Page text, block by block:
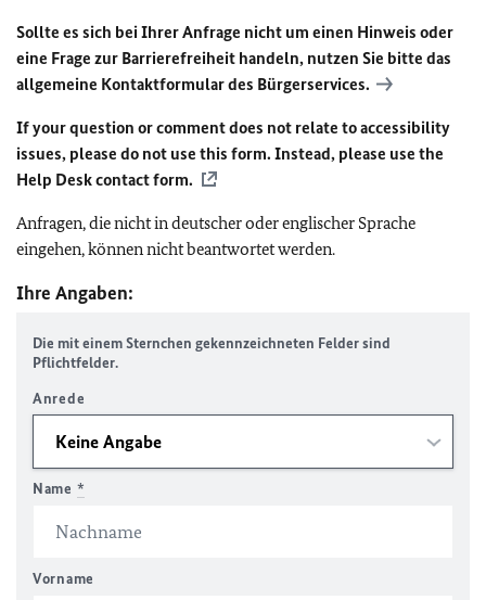
Sollte es sich bei Ihrer Anfrage nicht um einen Hinweis oder
eine Frage zur Barrierefreiheit handeln, nutzen Sie bitte das
allgemeine Kontaktformular des Bürgerservices.
If your question or comment does not relate to accessibility
issues, please do not use this form. Instead, please use the
Help Desk contact form.
Anfragen, die nicht in deutscher oder englischer Sprache
eingehen, können nicht beantwortet werden.
Ihre Angaben:
Die mit einem Sternchen gekennzeichneten Felder sind
Pflichtfelder.
Anrede
Name *
Vorname